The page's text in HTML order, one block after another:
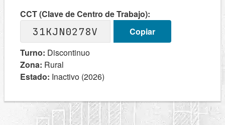
CCT (Clave de Centro de Trabajo):
31KJN0278V
Copiar
Turno: Discontinuo
Zona: Rural
Estado: Inactivo (2026)